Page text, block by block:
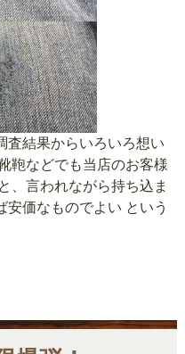
査結果からいろいろ想い
鞄などでも当店のお客様
、言われながら持ち込ま
安価なものでよい という